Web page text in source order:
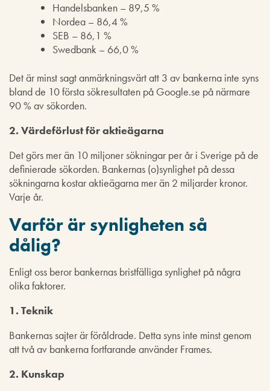
Handelsbanken – 89,5 %
Nordea – 86,4 %
SEB – 86,1 %
Swedbank – 66,0 %
Det är minst sagt anmärkningsvärt att 3 av bankerna inte syns
bland de 10 första sökresultaten på Google.se på närmare
90 % av sökorden.
2. Värdeförlust för aktieägarna
Det görs mer än 10 miljoner sökningar per år i Sverige på de
definierade sökorden. Bankernas (o)synlighet på dessa
sökningarna kostar aktieägarna mer än 2 miljarder kronor.
Varje år.
Varför är synligheten så
dålig?
Enligt oss beror bankernas bristfälliga synlighet på några
olika faktorer.
1. Teknik
Bankernas sajter är föråldrade. Detta syns inte minst genom
att två av bankerna fortfarande använder Frames.
2. Kunskap